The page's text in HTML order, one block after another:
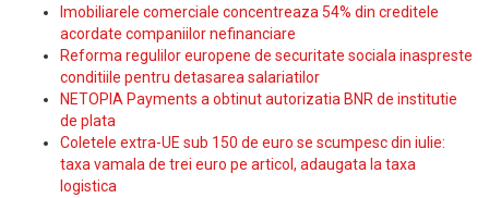
Imobiliarele comerciale concentreaza 54% din creditele
acordate companiilor nefinanciare
Reforma regulilor europene de securitate sociala inaspreste
conditiile pentru detasarea salariatilor
NETOPIA Payments a obtinut autorizatia BNR de institutie
de plata
Coletele extra-UE sub 150 de euro se scumpesc din iulie:
taxa vamala de trei euro pe articol, adaugata la taxa
logistica